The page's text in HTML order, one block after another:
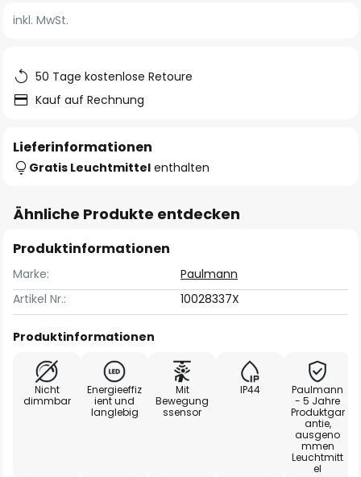
springen
inkl. MwSt.
50 Tage kostenlose Retoure
Kauf auf Rechnung
Lieferinformationen
Gratis Leuchtmittel enthalten
Ähnliche Produkte entdecken
Produktinformationen
Marke:
Paulmann
Artikel Nr.:
10028337X
Produktinformationen
Nicht
dimmbar
Energieeffiz
ient und
langlebig
Mit
Bewegung
ssensor
IP44
Paulmann
- 5 Jahre
Produktgar
antie,
ausgeno
mmen
Leuchtmitt
el